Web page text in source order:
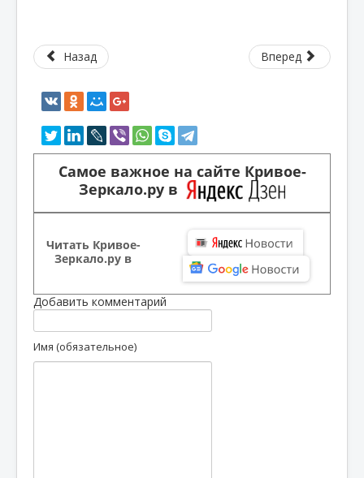
Назад Вперед
Самое важное на сайте Кривое-
Зеркало.ру в
Читать Кривое-
Зеркало.ру в
Добавить комментарий
Имя (обязательное)